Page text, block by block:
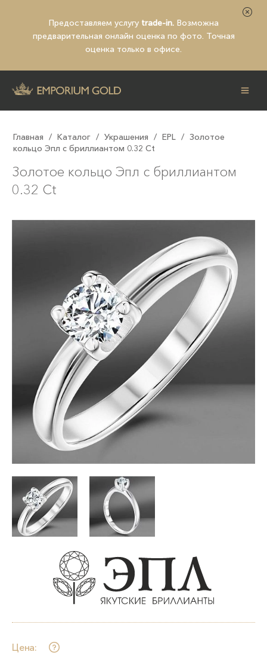
Предоставляем услугу trade-in. Возможна
предварительная онлайн оценка по фото. Точная
оценка только в офисе.
Главная / Каталог / Украшения / EPL / Золотое
кольцо Эпл с бриллиантом 0.32 Ct
Золотое кольцо Эпл с бриллиантом
0.32 Ct
Цена: